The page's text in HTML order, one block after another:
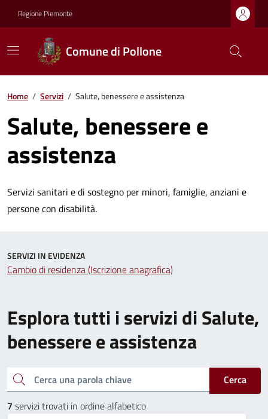
Regione Piemonte
Comune di Pollone
Home / Servizi / Salute, benessere e assistenza
Salute, benessere e
assistenza
Servizi sanitari e di sostegno per minori, famiglie, anziani e
persone con disabilità.
Esplora tutti i servizi di Salute,
benessere e assistenza
Cerca una parola chiave
Cerca
7 servizi trovati in ordine alfabetico
SERVIZI IN EVIDENZA
Cambio di residenza (Iscrizione anagrafica)